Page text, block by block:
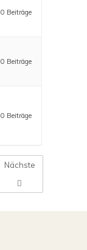
0 Beiträge
0 Beiträge
0 Beiträge
Nächste